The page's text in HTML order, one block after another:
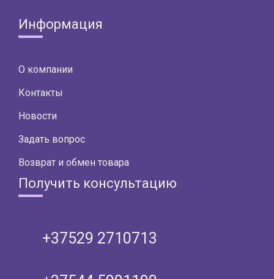
Информация
О компании
Контакты
Новости
Задать вопрос
Возврат и обмен товара
Получить консультацию
+37529 2710713